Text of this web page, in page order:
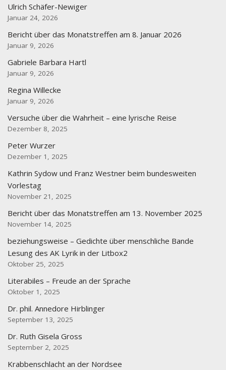
Ulrich Schäfer-Newiger
Januar 24, 2026
Bericht über das Monatstreffen am 8. Januar 2026
Januar 9, 2026
Gabriele Barbara Hartl
Januar 9, 2026
Regina Willecke
Januar 9, 2026
Versuche über die Wahrheit – eine lyrische Reise
Dezember 8, 2025
Peter Wurzer
Dezember 1, 2025
Kathrin Sydow und Franz Westner beim bundesweiten
Vorlestag
November 21, 2025
Bericht über das Monatstreffen am 13. November 2025
November 14, 2025
beziehungsweise – Gedichte über menschliche Bande
Lesung des AK Lyrik in der Litbox2
Oktober 25, 2025
Literabiles – Freude an der Sprache
Oktober 1, 2025
Dr. phil. Annedore Hirblinger
September 13, 2025
Dr. Ruth Gisela Gross
September 2, 2025
Krabbenschlacht an der Nordsee